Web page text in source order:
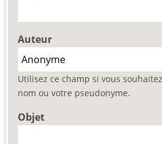
Auteur
Utilisez ce champ si vous
nom ou votre pseudonyme.
Objet